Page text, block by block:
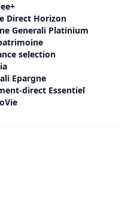
Direct Horizon
Generali Platinium
selection
Epargne
direct Essentiel